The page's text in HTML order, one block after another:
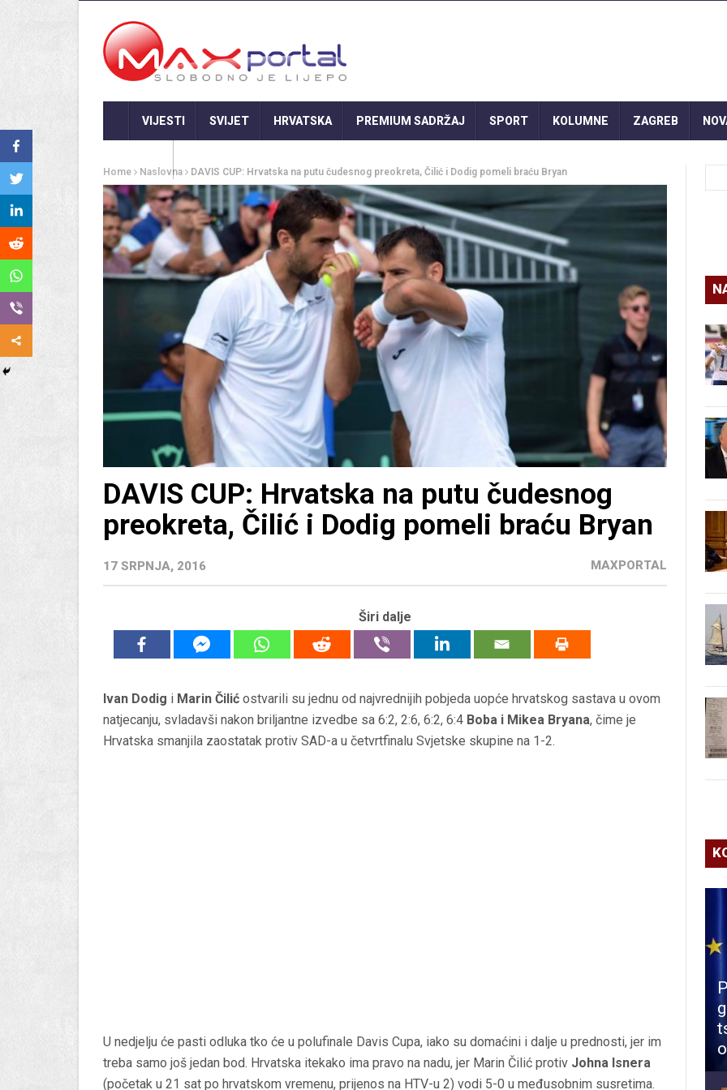
VIJESTI SVIJET HRVATSKA PREMIUM SADRŽAJ SPORT KOLUMNE ZAGREB
Home Naslovna DAVIS CUP: Hrvatska na putu čudesnog preokreta, Čilić i Dodig pomeli braću Bryan
DAVIS CUP: Hrvatska na putu čudesnog
preokreta, Čilić i Dodig pomeli braću Bryan
17 SRPNJA, 2016 MAXPORTAL
Širi dalje
Ivan Dodig i Marin Čilić ostvarili su jednu od najvrednijih pobjeda uopće hrvatskog sastava u ovom
natjecanju, svladavši nakon briljantne izvedbe sa 6:2, 2:6, 6:2, 6:4 Boba i Mikea Bryana, čime je
Hrvatska smanjila zaostatak protiv SAD-a u četvrtfinalu Svjetske skupine na 1-2.
U nedjelju će pasti odluka tko će u polufinale Davis Cupa, iako su domaćini i dalje u prednosti, jer im
treba samo još jedan bod. Hrvatska itekako ima pravo na nadu, jer Marin Čilić protiv Johna Isnera
(početak u 21 sat po hrvatskom vremenu, prijenos na HTV-u 2) vodi 5-0 u međusobnim susretima.